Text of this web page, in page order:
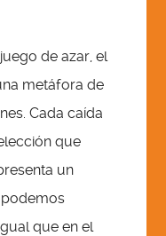
de azar, el
metáfora de
Cada caída
que
un
que en el